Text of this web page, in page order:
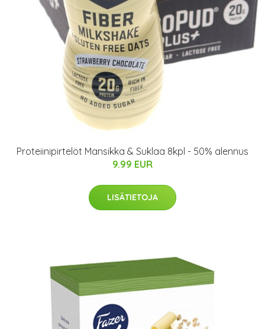
Proteiinipirtelöt Mansikka & Suklaa 8kpl - 50% alennus
9.99 EUR
LISÄTIETOJA